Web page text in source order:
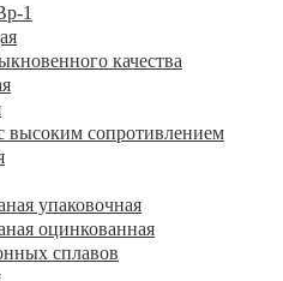
1
качества
высоким сопротивлением
упаковочная
оцинкованная
сплавов